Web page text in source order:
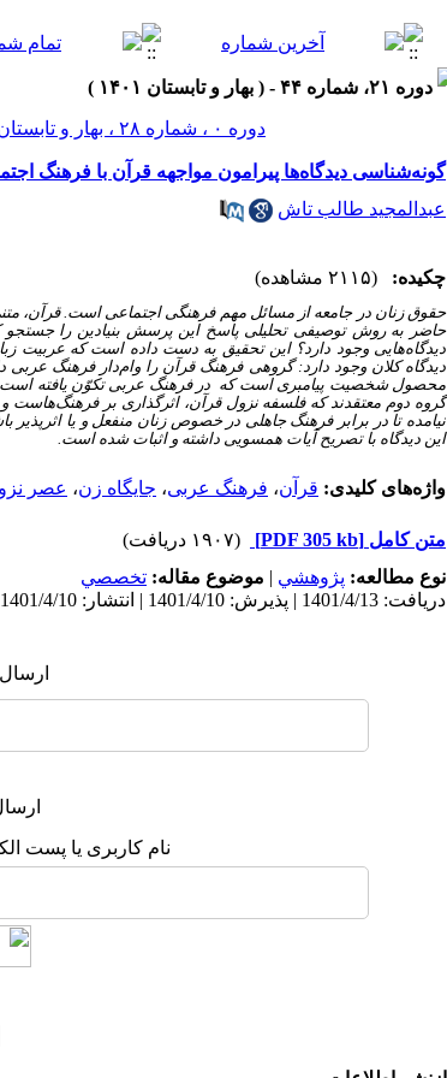
دوره ۲۱، شماره ۴۴ - ( بهار و تابستان ۱۴۰۱ )
دوره ۰ ، شماره ۲۸ ، بهار و تابستان ۱۳۹۳
گونه‌شناسی دیدگاه‌ها پیرامون مواجهه قرآن با فرهنگ
عبدالمجید طالب تاش
چکیده: (۲۱۱۵ مشاهده)
حقوق زنان در جامعه از مسائل مهم فرهنگی اجتماعی است. قرآن،
حاضر به روش توصیفی تحلیلی پاسخ این پرسش بنیادین را
دیدگاه‌هایی وجود دارد؟ این تحقیق به دست داده است که عربیت
دیدگاه کلان وجود دارد: گروهی فرهنگ قرآن را وام‌دار فرهنگ
محصول شخصیت پیامبری است که در فرهنگ عربی تکوّن یافته است.
گروه دوم معتقدند که فلسفه نزول قرآن، اثر‌گذاری بر فرهنگ‌هاست
نیامده تا در برابر فرهنگ جاهلی در خصوص زنان منفعل و یا
این دیدگاه با تصریح آیات همسویی داشته و اثبات شده است.
واژه‌های کلیدی: قرآن، فرهنگ عربی، جایگاه زن، عصر
متن کامل [PDF 305 kb]
(۱۹۰۷ دریافت)
نوع مطالعه: پژوهشي | موضوع مقاله: تخصصي
دریافت: 1401/4/13 | پذیرش: 1401/4/10 | انتشار: 1401/4/10
نام کاربری یا پست